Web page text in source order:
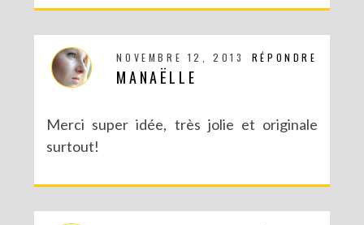
RÉPONDRE
NOVEMBRE 12, 2013
MANAËLLE
Merci super idée, très jolie et originale
surtout!